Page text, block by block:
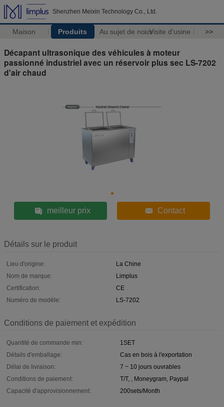
Shenzhen Meixin Technology Co., Ltd.
Maison Produits Au sujet de nousVisite d'usine >>
Décapant ultrasonique des véhicules à moteur
passionné industriel avec un réservoir plus sec LS-7202
d'air chaud
meilleur prix Contact
Détails sur le produit
Lieu d'origine:
La Chine
Nom de marque:
Limplus
Certification:
CE
Numéro de modèle:
LS-7202
Conditions de paiement et expédition
Quantité de commande min:
1SET
Détails d'emballage:
Cas en bois à l'exportation
Délai de livraison:
7 ~ 10 jours ouvrables
Conditions de paiement:
T/T, , Moneygram, Paypal
Capacité d'approvisionnement:
200sets/Month